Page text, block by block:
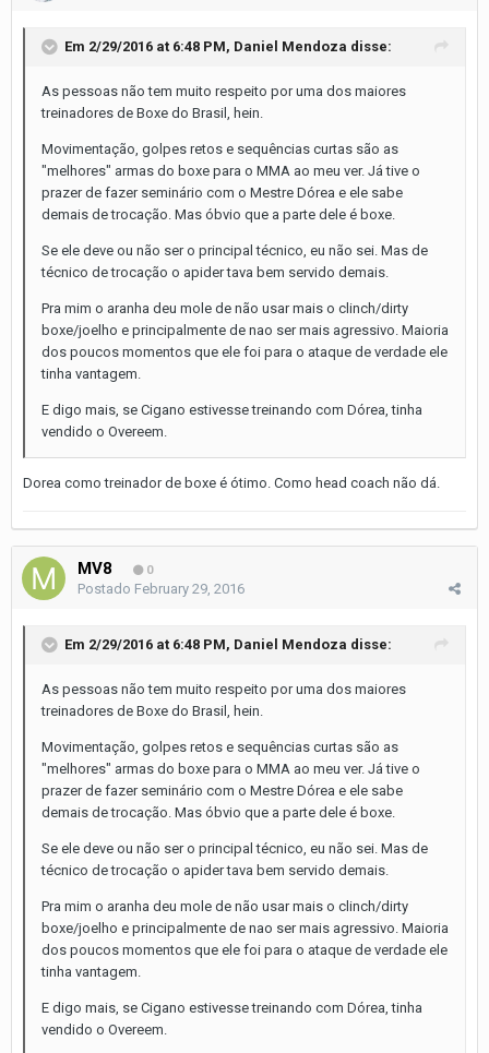
Em 2/29/2016 at 6:48 PM, Daniel Mendoza disse:
As pessoas não tem muito respeito por uma dos maiores
treinadores de Boxe do Brasil, hein.
Movimentação, golpes retos e sequências curtas são as
"melhores" armas do boxe para o MMA ao meu ver. Já tive o
prazer de fazer seminário com o Mestre Dórea e ele sabe
demais de trocação. Mas óbvio que a parte dele é boxe.
Se ele deve ou não ser o principal técnico, eu não sei. Mas de
técnico de trocação o apider tava bem servido demais.
Pra mim o aranha deu mole de não usar mais o clinch/dirty
boxe/joelho e principalmente de nao ser mais agressivo. Maioria
dos poucos momentos que ele foi para o ataque de verdade ele
tinha vantagem.
E digo mais, se Cigano estivesse treinando com Dórea, tinha
vendido o Overeem.
Dorea como treinador de boxe é ótimo. Como head coach não dá.
MV8 0
Postado February 29, 2016
Em 2/29/2016 at 6:48 PM, Daniel Mendoza disse:
As pessoas não tem muito respeito por uma dos maiores
treinadores de Boxe do Brasil, hein.
Movimentação, golpes retos e sequências curtas são as
"melhores" armas do boxe para o MMA ao meu ver. Já tive o
prazer de fazer seminário com o Mestre Dórea e ele sabe
demais de trocação. Mas óbvio que a parte dele é boxe.
Se ele deve ou não ser o principal técnico, eu não sei. Mas de
técnico de trocação o apider tava bem servido demais.
Pra mim o aranha deu mole de não usar mais o clinch/dirty
boxe/joelho e principalmente de nao ser mais agressivo. Maioria
dos poucos momentos que ele foi para o ataque de verdade ele
tinha vantagem.
E digo mais, se Cigano estivesse treinando com Dórea, tinha
vendido o Overeem.